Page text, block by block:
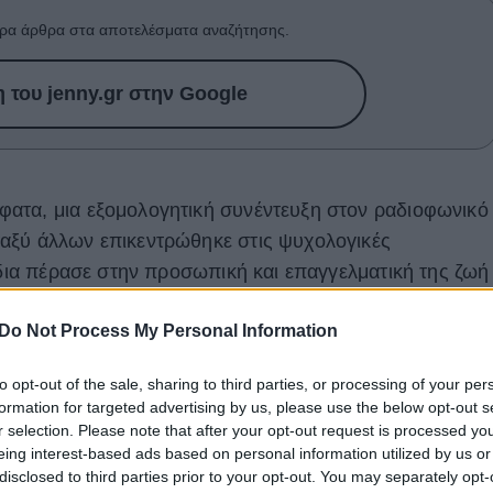
Do Not Process My Personal Information
opt-out of the sale, sharing to third parties, or processing of your
for targeted advertising by us, please use the below opt-out
selection. Please note that after your opt-out request is processed
interest-based ads based on personal information utilized by us
to third parties prior to your opt-out. You may separately
άρθρα στα αποτελέσματα αναζήτησης.
του jenny.gr στην Google
μια εξομολογητική συνέντευξη στον ραδιοφωνικό
άλλων επικεντρώθηκε στις ψυχολογικές
πέρασε στην προσωπική και επαγγελματική της ζωή
πως είχε σκεφτεί να αυτοκτονήσει μετά τον
το 2017, όπου σήμερα περιμένει μαζί του παιδί,
της τότε, album, "Witness". Όπως ανέφερε
σε μια ανοδική πορεία. Είχα προσφέρει
μόλις χωρίσει με τον σύντροφό μου, ο οποίος θα